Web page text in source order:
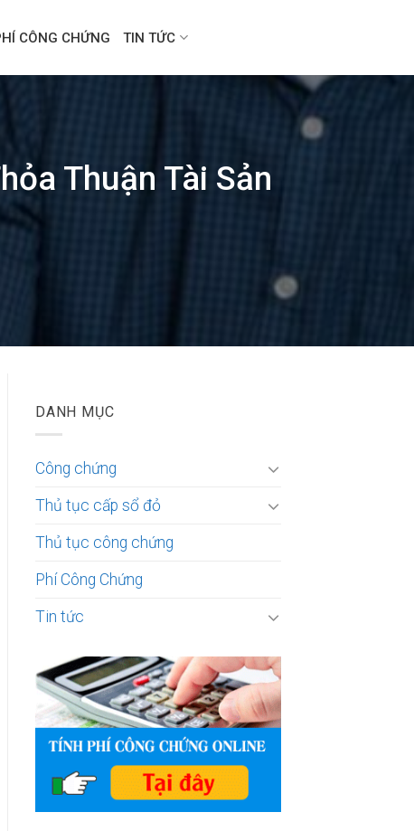
CÔNG CHỨNG TIN TỨC
Thuận Tài Sản
DANH MỤC
Công chứng
Thủ tục cấp sổ đỏ
Thủ tục công chứng
Phí Công Chứng
Tin tức